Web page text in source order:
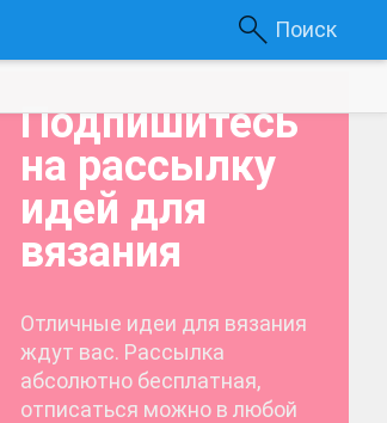
Поиск
Подпишитесь
на рассылку
идей для
вязания
Отличные идеи для вязания
ждут вас. Рассылка
абсолютно бесплатная,
отписаться можно в любой